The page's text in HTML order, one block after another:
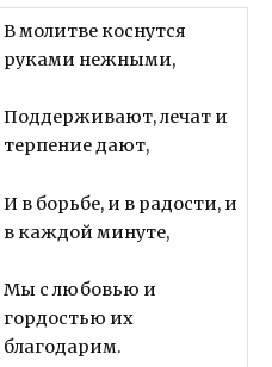
В молитве коснутся
руками нежными,
Поддерживают, лечат и
терпение дают,
И в борьбе, и в радости, и
в каждой минуте,
Мы с любовью и
гордостью их
благодарим.